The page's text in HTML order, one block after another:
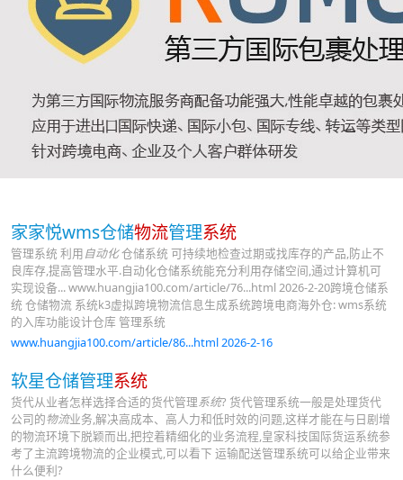
家家悦wms仓储物流管理系统
管理系统 利用自动化仓储系统 可持续地检查过期或找库存的产品,防止不
良库存,提高管理水平.自动化仓储系统能充分利用存储空间,通过计算机可
实现设备... www.huangjia100.com/article/76...html 2026-2-20跨境仓储系
统 仓储物流 系统k3虚拟跨境物流信息生成系统跨境电商海外仓: wms系统
的入库功能设计仓库 管理系统
www.huangjia100.com/article/86...html 2026-2-16
软星仓储管理系统
货代从业者怎样选择合适的货代管理系统? 货代管理系统一般是处理货代
公司的物流业务,解决高成本、高人力和低时效的问题,这样才能在与日剧增
的物流环境下脱颖而出,把控着精细化的业务流程,皇家科技国际货运系统参
考了主流跨境物流的企业模式,可以看下 运输配送管理系统可以给企业带来
什么便利?